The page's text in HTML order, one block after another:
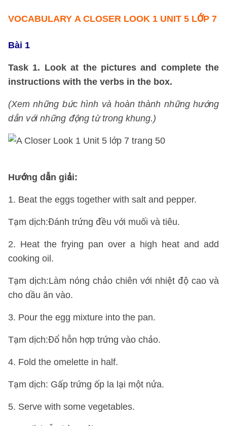
VOCABULARY A CLOSER LOOK 1 UNIT 5 LỚP 7
Bài 1
Task 1. Look at the pictures and complete the
instructions with the verbs in the box.
(Xem những bức hình và hoàn thành những hướng
dẫn với những động từ trong khung.)
Hướng dẫn giải:
1. Beat the eggs together with salt and pepper.
Tạm dịch:Đánh trứng đều với muối và tiêu.
2. Heat the frying pan over a high heat and add
cooking oil.
Tạm dịch:Làm nóng chảo chiên với nhiệt độ cao và
cho dầu ăn vào.
3. Pour the egg mixture into the pan.
Tạm dịch:Đổ hỗn hợp trứng vào chảo.
4. Fold the omelette in half.
Tạm dịch: Gấp trứng ốp la lại một nửa.
5. Serve with some vegetables.